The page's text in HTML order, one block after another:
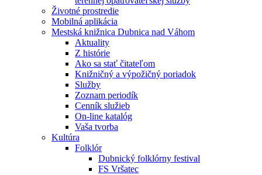
Životné prostredie
Mobilná aplikácia
Mestská knižnica Dubnica nad Váhom
Aktuality
Z histórie
Ako sa stať čitateľom
Knižničný a výpožičný poriadok
Služby
Zoznam periodík
Cenník služieb
On-line katalóg
Vaša tvorba
Kultúra
Folklór
Dubnický folklórny festival
FS Vršatec